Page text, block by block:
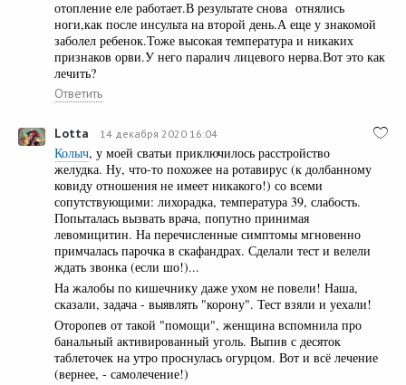
отопление еле работает.В результате снова отнялись
ноги,как после инсульта на второй день.А еще у знакомой
заболел ребенок.Тоже высокая температура и никаких
признаков орви.У него паралич лицевого нерва.Вот это как
лечить?
Ответить
Lotta 14 декабря 2020 16:04
Колыч, у моей сватьи приключилось расстройство
желудка. Ну, что-то похожее на ротавирус (к долбанному
ковиду отношения не имеет никакого!) со всеми
сопутствующими: лихорадка, температура 39, слабость.
Попыталась вызвать врача, попутно принимая
левомицитин. На перечисленные симптомы мгновенно
примчалась парочка в скафандрах. Сделали тест и велели
ждать звонка (если шо!)...
На жалобы по кишечнику даже ухом не повели! Наша,
сказали, задача - выявлять "корону". Тест взяли и уехали!
Оторопев от такой "помощи", женщина вспомнила про
банальный активированный уголь. Выпив с десяток
таблеточек на утро проснулась огурцом. Вот и всё лечение
(вернее, - самолечение!)